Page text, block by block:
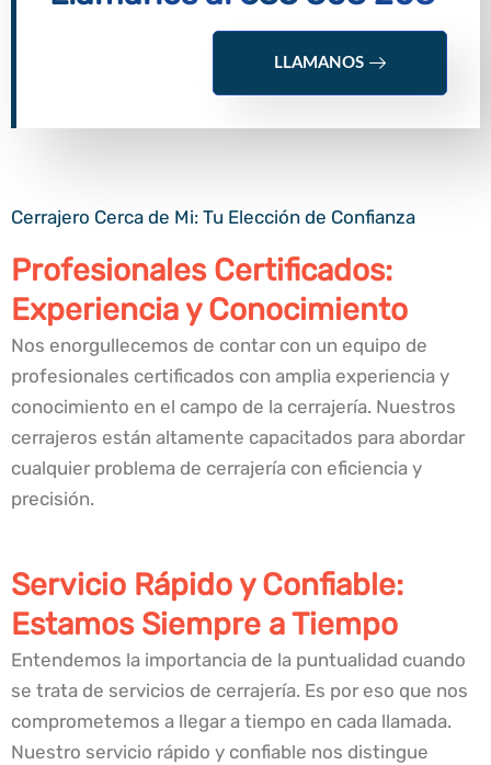
LLAMANOS
Cerrajero Cerca de Mi: Tu Elección de Confianza
Profesionales Certificados:
Experiencia y Conocimiento
Nos enorgullecemos de contar con un equipo de
profesionales certificados con amplia experiencia y
conocimiento en el campo de la cerrajería. Nuestros
cerrajeros están altamente capacitados para abordar
cualquier problema de cerrajería con eficiencia y
precisión.
Servicio Rápido y Confiable:
Estamos Siempre a Tiempo
Entendemos la importancia de la puntualidad cuando
se trata de servicios de cerrajería. Es por eso que nos
comprometemos a llegar a tiempo en cada llamada.
Nuestro servicio rápido y confiable nos distingue